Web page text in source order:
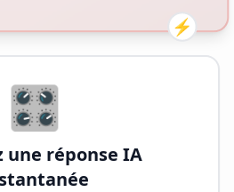
⚡
🎛️
une réponse IA